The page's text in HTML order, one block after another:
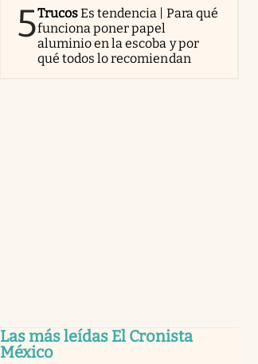
5TrucosEs tendencia | Para qué
funciona poner papel
aluminio en la escoba y por
qué todos lo recomiendan
Las más leídas El Cronista
México